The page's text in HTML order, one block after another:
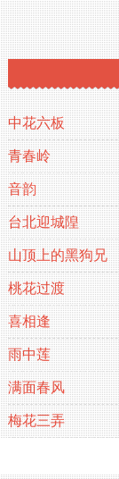
中花六板
青春岭
音韵
台北迎城隍
山顶上的黑狗兄
桃花过渡
喜相逢
雨中莲
满面春风
梅花三弄